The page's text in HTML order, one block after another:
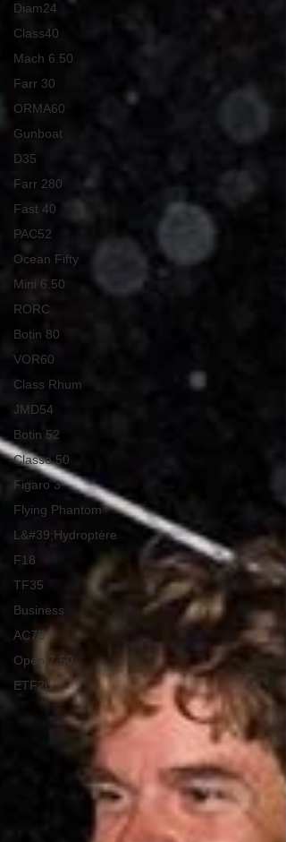
Diam24
Class40
Mach 6.50
Farr 30
ORMA60
Gunboat
D35
Farr 280
Fast 40
PAC52
Ocean Fifty
Mini 6.50
RORC
Botin 80
VOR60
Class Rhum
JMD54
Botin 52
Classe 50
Figaro 3
Flying Phantom
L&#39;Hydroptère
F18
TF35
Business
AC75
Open 7.50
ETF26